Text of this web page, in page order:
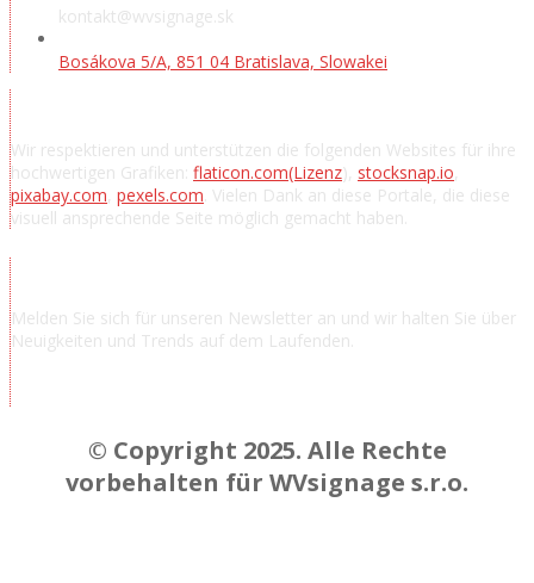
kontakt@wvsignage.sk
Bosákova 5/A, 851 04 Bratislava, Slowakei
Wir respektieren und unterstützen die folgenden Websites für ihre
hochwertigen Grafiken: flaticon.com(Lizenz), stocksnap.io,
pixabay.com, pexels.com . Vielen Dank an diese Portale, die diese
visuell ansprechende Seite möglich gemacht haben.
Melden Sie sich für unseren Newsletter an und wir halten Sie über
Neuigkeiten und Trends auf dem Laufenden.
© Copyright 2025. Alle Rechte
vorbehalten für WVsignage s.r.o.